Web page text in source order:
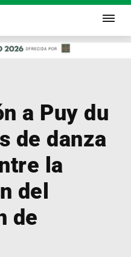
a Puy du
de danza
la
del
de